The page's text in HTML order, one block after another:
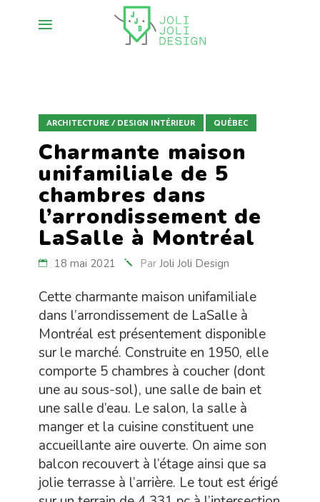
ARCHITECTURE / DESIGN INTÉRIEUR QUÉBEC
Charmante maison
unifamiliale de 5
chambres dans
l’arrondissement de
LaSalle à Montréal
18 mai 2021 Par Joli Joli Design
Cette charmante maison unifamiliale
dans l’arrondissement de LaSalle à
Montréal est présentement disponible
sur le marché. Construite en 1950, elle
comporte 5 chambres à coucher (dont
une au sous-sol), une salle de bain et
une salle d’eau. Le salon, la salle à
manger et la cuisine constituent une
accueillante aire ouverte. On aime son
balcon recouvert à l’étage ainsi que sa
jolie terrasse à l’arrière. Le tout est érigé